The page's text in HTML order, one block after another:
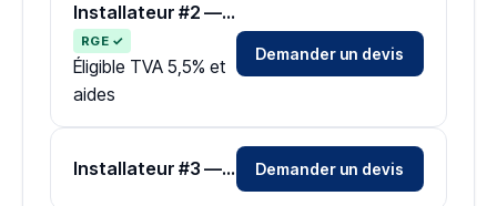
Installateur #2 — Zone Pyrénées-Atlantiques
RGE ✓
Éligible TVA 5,5% et
aides
Demander un devis
Installateur #3 — Zone Pyrénées-Atlantiques Demander un devis